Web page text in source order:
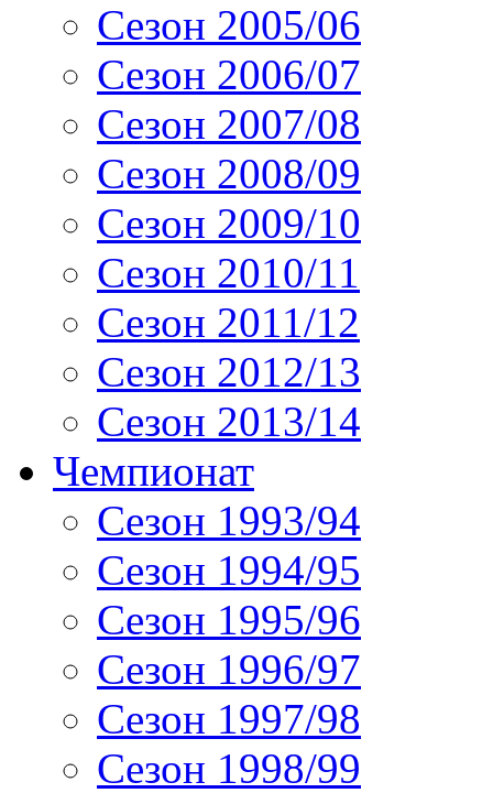
Сезон 2005/06
Сезон 2006/07
Сезон 2007/08
Сезон 2008/09
Сезон 2009/10
Сезон 2010/11
Сезон 2011/12
Сезон 2012/13
Сезон 2013/14
Чемпионат
Сезон 1993/94
Сезон 1994/95
Сезон 1995/96
Сезон 1996/97
Сезон 1997/98
Сезон 1998/99